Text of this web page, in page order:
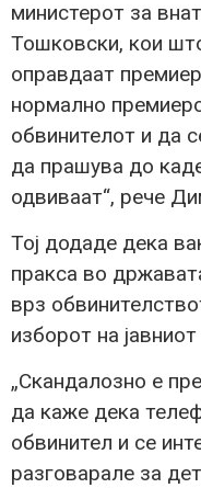
министерот за
Тошковски, кои
оправдаат
нормално
обвинителот и да
да прашува до
одвиваат“, рече
Тој додаде дека
пракса во
врз
изборот на
„Скандалозно е
да каже дека
обвинител и се
разговарале за